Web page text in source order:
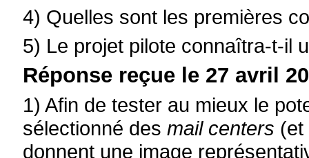
4) Quelles sont les premières
5) Le projet pilote connaîtra-t-il
Réponse reçue le 27 avril
1) Afin de tester au mieux le
sélectionné desmail centers (et
donnent une image